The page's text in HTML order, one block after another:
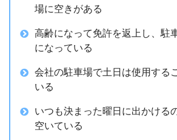
場に空きがある
高齢になって免許を返上し、駐
になっている
会社の駐車場で土日は使用する
いる
いつも決まった曜日に出かける
空いている